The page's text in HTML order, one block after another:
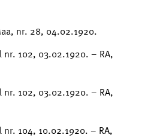
nr. 28, 04.02.1920.
102, 03.02.1920. – RA,
102, 03.02.1920. – RA,
104, 10.02.1920. – RA,